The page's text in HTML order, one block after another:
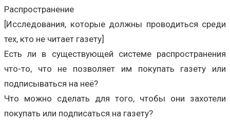
Распространение
[Исследования, которые должны проводиться среди
тех, кто не читает газету]
Есть ли в существующей системе распространения
что-то, что не позволяет им покупать газету или
подписываться на неё?
Что можно сделать для того, чтобы они захотели
покупать или подписаться на газету?